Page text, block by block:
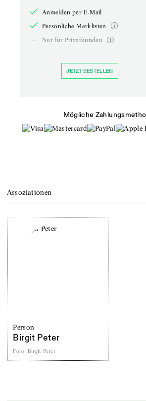
Anmelden per E-Mail
Persönliche Merklisten
—
Nur für Privatkunden
JETZT BESTELLEN
Mögliche
Assoziationen
Person
Birgit Peter
Foto: Birgit Peter